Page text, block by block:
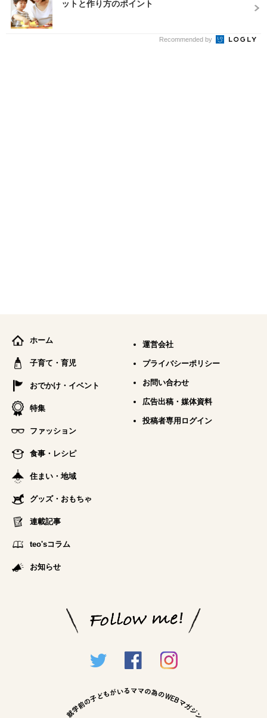
ットと作り方のポイント
Recommended by
ホーム
子育て・育児
おでかけ・イベント
特集
ファッション
食事・レシピ
住まい・地域
グッズ・おもちゃ
連載記事
teo'sコラム
お知らせ
運営会社
プライバシーポリシー
お問い合わせ
広告出稿・媒体資料
投稿者専用ログイン